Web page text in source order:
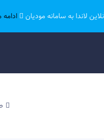
لاندا به سامانه مودیان